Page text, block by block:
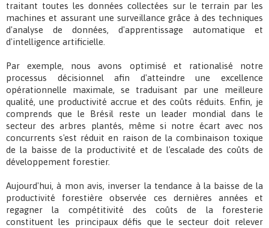
traitant toutes les données collectées sur le terrain par les
machines et assurant une surveillance grâce à des techniques
d'analyse de données, d'apprentissage automatique et
d'intelligence artificielle.
Par exemple, nous avons optimisé et rationalisé notre
processus décisionnel afin d'atteindre une excellence
opérationnelle maximale, se traduisant par une meilleure
qualité, une productivité accrue et des coûts réduits. Enfin, je
comprends que le Brésil reste un leader mondial dans le
secteur des arbres plantés, même si notre écart avec nos
concurrents s'est réduit en raison de la combinaison toxique
de la baisse de la productivité et de l'escalade des coûts de
développement forestier.
Aujourd'hui, à mon avis, inverser la tendance à la baisse de la
productivité forestière observée ces dernières années et
regagner la compétitivité des coûts de la foresterie
constituent les principaux défis que le secteur doit relever